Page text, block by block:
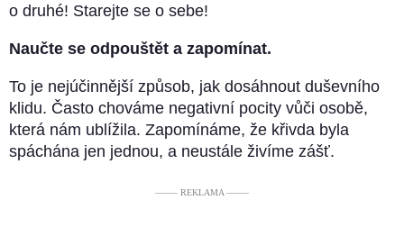
o druhé! Starejte se o sebe!
Naučte se odpouštět a zapomínat.
To je nejúčinnější způsob, jak dosáhnout duševního
klidu. Často chováme negativní pocity vůči osobě,
která nám ublížila. Zapomínáme, že křivda byla
spáchána jen jednou, a neustále živíme zášť.
––––– REKLAMA –––––